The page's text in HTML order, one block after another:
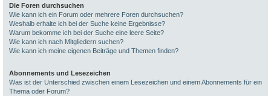
Die Foren durchsuchen
Wie kann ich ein Forum oder mehrere Foren durchsuchen?
Weshalb erhalte ich bei der Suche keine Ergebnisse?
Warum bekomme ich bei der Suche eine leere Seite?
Wie kann ich nach Mitgliedern suchen?
Wie kann ich meine eigenen Beiträge und Themen finden?
Abonnements und Lesezeichen
Was ist der Unterschied zwischen einem Lesezeichen und einem Abonnements für ein
Thema oder Forum?